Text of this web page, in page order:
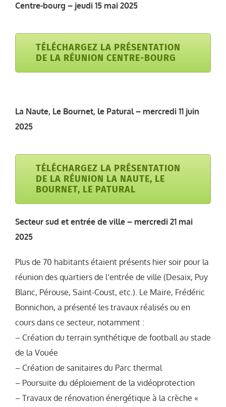
Centre-bourg – jeudi 15 mai 2025
TÉLÉCHARGEZ LA PRÉSENTATION
DE LA RÉUNION CENTRE-BOURG
La Naute, Le Bournet, le Patural – mercredi 11 juin
2025
TÉLÉCHARGEZ LA PRÉSENTATION
DE LA RÉUNION LA NAUTE, LE
BOURNET, LE PATURAL
Secteur sud et entrée de ville – mercredi 21 mai
2025
Plus de 70 habitants étaient présents hier soir pour la
réunion des quartiers de l’entrée de ville (Desaix, Puy
Blanc, Pérouse, Saint-Coust, etc.). Le Maire, Frédéric
Bonnichon, a présenté les travaux réalisés ou en
cours dans ce secteur, notamment :
– Création du terrain synthétique de football au stade
de la Vouée
– Création de sanitaires du Parc thermal
– Poursuite du déploiement de la vidéoprotection
– Travaux de rénovation énergétique à la crèche «